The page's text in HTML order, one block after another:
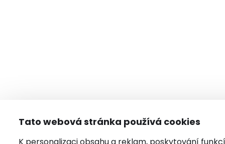
Tato webová stránka používá cookies